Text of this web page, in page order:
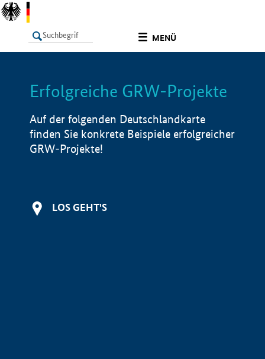
MENÜ
LISTE Info
Erfolgreiche GRW-Projekte
Auf der folgenden Deutschlandkarte
finden Sie konkrete Beispiele erfolgreicher
GRW-Projekte!
LOS GEHT'S